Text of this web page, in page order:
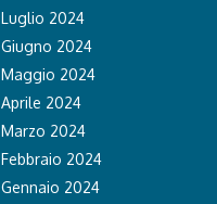
Luglio 2024
Giugno 2024
Maggio 2024
Aprile 2024
Marzo 2024
Febbraio 2024
Gennaio 2024